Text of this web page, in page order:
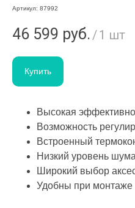
Артикул: 87992
46 599 руб./1 шт
Купить
Высокая
Возможность
Встроенный
Низкий уровень шума
Широкий выбор
Удобны при